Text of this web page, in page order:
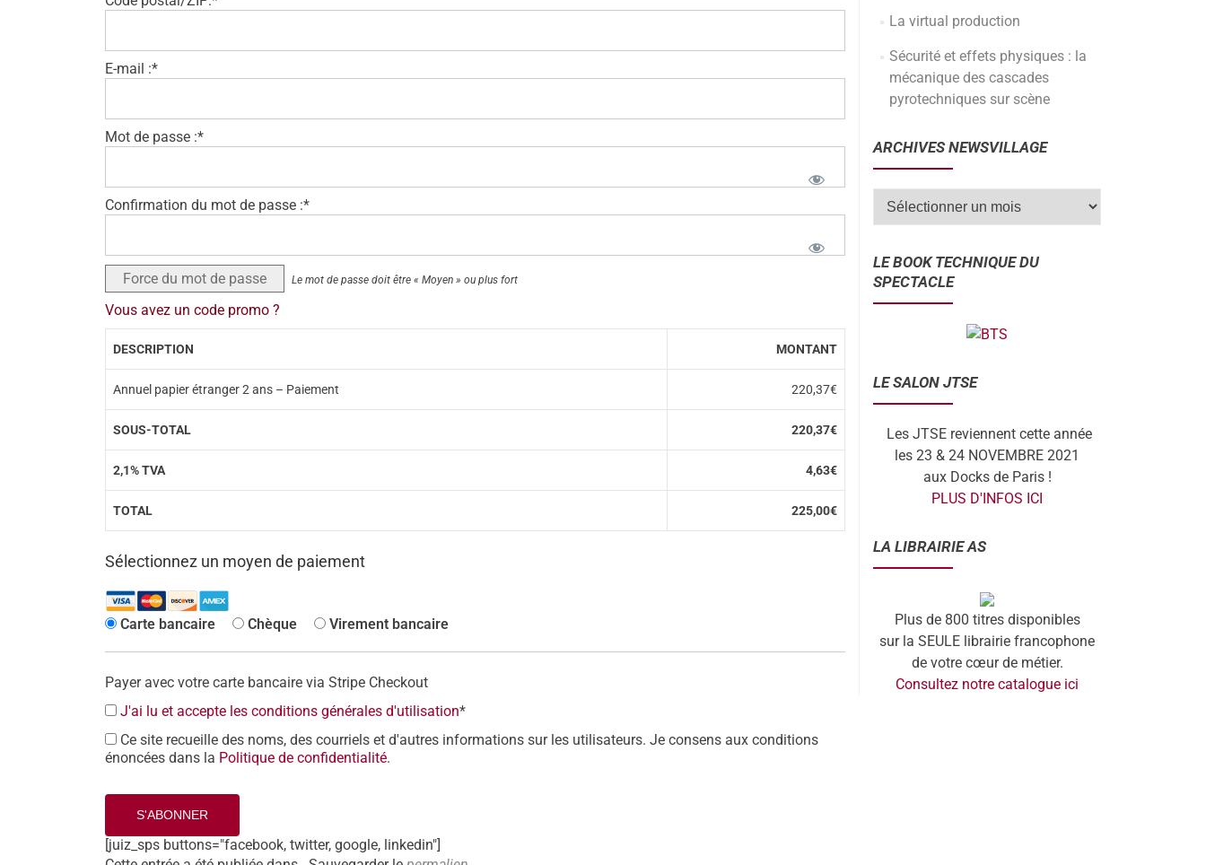
E-mail :*
Mot de passe :*
Confirmation du mot de passe :*
Force du mot de passe Le mot de passe doit être « Moyen » ou plus fort
Vous avez un code promo ?
DESCRIPTION MONTANT
Annuel papier étranger 2 ans – Paiement 220,37€
SOUS-TOTAL 220,37€
2,1% TVA 4,63€
TOTAL 225,00€
Sélectionnez un moyen de paiement
Carte bancaire Chèque Virement bancaire
Payer avec votre carte bancaire via Stripe Checkout
J'ai lu et accepte les conditions générales d'utilisation*
Ce site recueille des noms, des courriels et d'autres informations sur les utilisateurs. Je consens aux conditions
énoncées dans la Politique de confidentialité.
Aucune valeur
[juiz_sps buttons="facebook, twitter, google, linkedin"]
La virtual production
Sécurité et effets physiques : la
mécanique des cascades
pyrotechniques sur scène
ARCHIVES NEWSVILLAGE
LE BOOK TECHNIQUE DU
SPECTACLE
LE SALON JTSE
Les JTSE reviennent cette année
les 23 & 24 NOVEMBRE 2021
aux Docks de Paris !
PLUS D'INFOS ICI
LA LIBRAIRIE AS
Plus de 800 titres disponibles
sur la SEULE librairie francophone
de votre cœur de métier.
Consultez notre catalogue ici